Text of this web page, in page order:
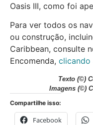
Oasis III, como foi
Para ver todos os
ou construção,
Caribbean, consulte
Encomenda, clicando
Texto (©)
Imagens (©)
Compartilhe isso:
Facebook